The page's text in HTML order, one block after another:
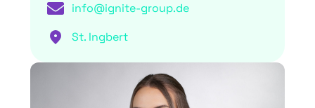
info@ignite-group.de
St. Ingbert